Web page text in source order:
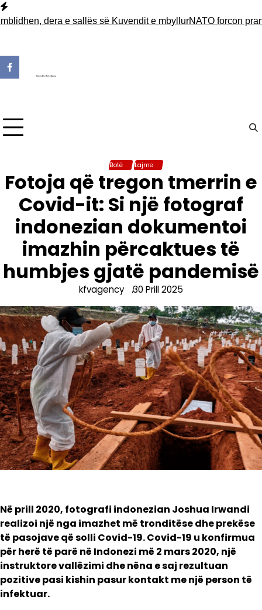
Skip
to dera e sallës së Kuvendit e mbyllur NATO forcon praninë
Botë Lajme
Fotoja që tregon tmerrin e
Covid-it: Si një fotograf
indonezian dokumentoi
imazhin përcaktues të
humbjes gjatë pandemisë
kfvagency 30 Prill 2025
Në prill 2020, fotografi indonezian Joshua Irwandi
realizoi një nga imazhet më tronditëse dhe prekëse
të pasojave që solli Covid-19. Covid-19 u konfirmua
për herë të parë në Indonezi më 2 mars 2020, një
instruktore vallëzimi dhe nëna e saj rezultuan
pozitive pasi kishin pasur kontakt me një person të
infektuar.